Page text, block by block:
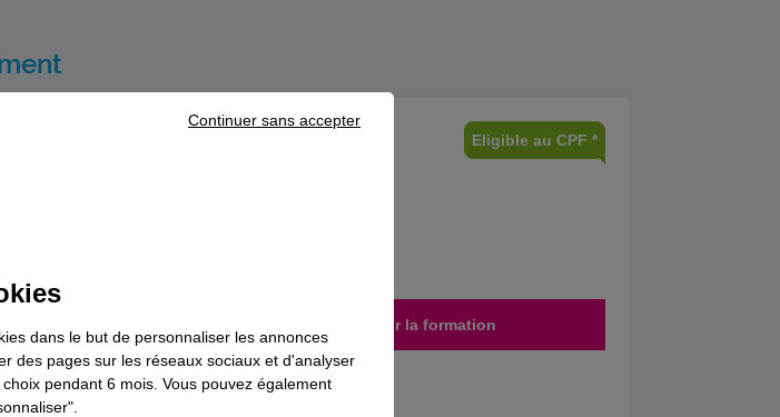
de chauffage,
fioul -
Eligible au CPF *
Découvrir la formation
dans le but de personnaliser les annonces
des pages sur les réseaux sociaux et d'analyser
pendant 6 mois. Vous pouvez également
Continuer sans accepter